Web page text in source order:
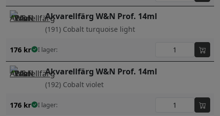
Akvarellfärg W&N Prof. 14ml
(191) Cobalt turquoise light
176 kr I lager:
Akvarellfärg W&N Prof. 14ml
(192) Cobalt violet
176 kr I lager: